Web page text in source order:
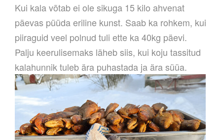
Kui kala võtab ei ole sikuga 15 kilo ahvenat
päevas püüda eriline kunst. Saab ka rohkem, kui
piiraguid veel polnud tuli ette ka 40kg päevi.
Palju keerulisemaks läheb siis, kui koju tassitud
kalahunnik tuleb ära puhastada ja ära süüa.